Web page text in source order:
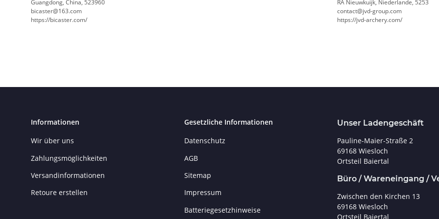
Guangdong, China, 523960
bicaster@163.com
https://bicaster.com/
RA Nieuwkuijk, Niederlande, 5253
contact@jvd-group.com
https://jvd-archery.com/
Informationen
Wir über uns
Zahlungsmöglichkeiten
Versandinformationen
Retoure erstellen
Gesetzliche Informationen
Datenschutz
AGB
Sitemap
Impressum
Batteriegesetzhinweise
Unser Ladengeschäft
Pauline-Maier-Straße 2
69168 Wiesloch
Ortsteil Baiertal
Büro / Wareneingang /
Zwischen den Kirchen 13
69168 Wiesloch
Ortsteil Baiertal